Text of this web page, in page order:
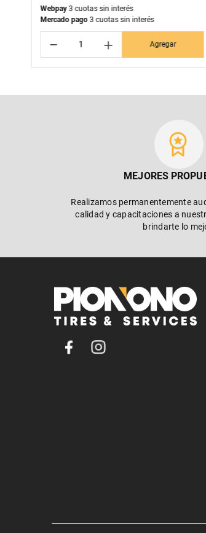
Webpay3 cuotas sin interés
Mercado pago3 cuotas sin interés
＋
－ Agregar
MEJORES
Realizamos permanentemente
calidad y capacitaciones a
brindarte lo